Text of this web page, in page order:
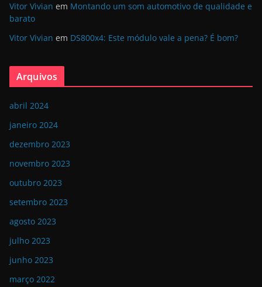
Vitor Vivian em Montando um som automotivo de qualidade e
barato
Vitor Vivian em DS800x4: Este módulo vale a pena? É bom?
Arquivos
abril 2024
janeiro 2024
dezembro 2023
novembro 2023
outubro 2023
setembro 2023
agosto 2023
julho 2023
junho 2023
março 2022